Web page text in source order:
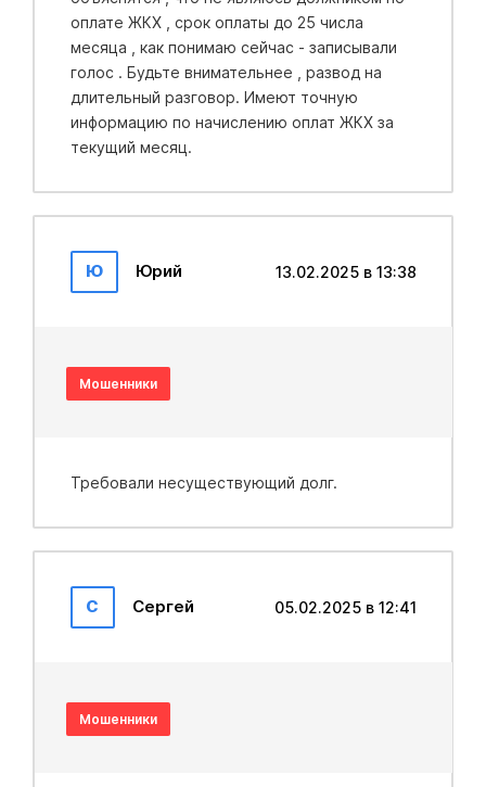
оплате ЖКХ , срок оплаты до 25 числа
месяца , как понимаю сейчас - записывали
голос . Будьте внимательнее , развод на
длительный разговор. Имеют точную
информацию по начислению оплат ЖКХ за
текущий месяц.
Ю Юрий 13.02.2025 в 13:38
Мошенники
Требовали несуществующий долг.
С Сергей 05.02.2025 в 12:41
Мошенники